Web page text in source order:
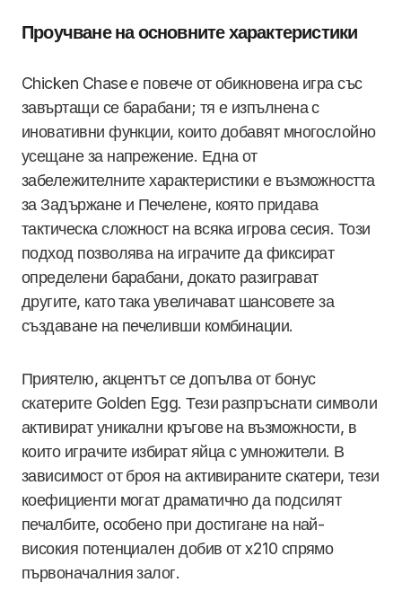
Проучване на основните характеристики
Chicken Chase е повече от обикновена игра със
завъртащи се барабани; тя е изпълнена с
иновативни функции, които добавят многослойно
усещане за напрежение. Една от
забележителните характеристики е възможността
за Задържане и Печелене, която придава
тактическа сложност на всяка игрова сесия. Този
подход позволява на играчите да фиксират
определени барабани, докато разиграват
другите, като така увеличават шансовете за
създаване на печеливши комбинации.
Приятелю, акцентът се допълва от бонус
скатерите Golden Egg. Тези разпръснати символи
активират уникални кръгове на възможности, в
които играчите избират яйца с умножители. В
зависимост от броя на активираните скатери, тези
коефициенти могат драматично да подсилят
печалбите, особено при достигане на най-
високия потенциален добив от x210 спрямо
първоначалния залог.